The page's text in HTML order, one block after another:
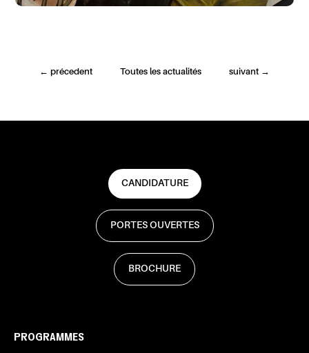
← précedent Toutes les actualités suivant →
CANDIDATURE
PORTES OUVERTES
BROCHURE
PROGRAMMES